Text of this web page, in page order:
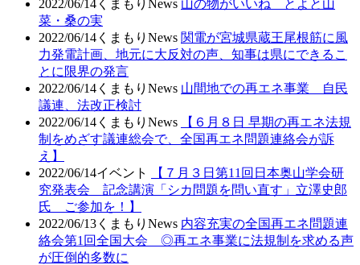
2022/06/14 くまもりNews 山の物がいいね とよと山
菜・桑の実
2022/06/14 くまもりNews 関電が宮城県蔵王尾根筋に風
力発電計画、地元に大反対の声、知事は県にできるこ
とに限界の発言
2022/06/14 くまもりNews 山間地での再エネ事業 自民
議連、法改正検討
2022/06/14 くまもりNews
【６月８日 早期の再エネ法規
制をめざす議連総会で、全国再エネ問題連絡会が訴
え】
2022/06/14イベント
【７月３日第11回日本奥山学会研
究発表会 記念講演「シカ問題を問い直す」立澤史郎
氏 ご参加を！】
2022/06/13 くまもりNews 内容充実の全国再エネ問題連
絡会第1回全国大会 ◎再エネ事業に法規制を求める声
が圧倒的多数に